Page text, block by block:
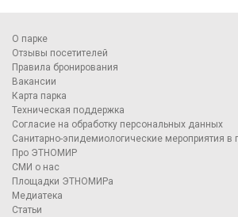
О парке
Отзывы посетителей
Правила бронирования
Вакансии
Карта парка
Техническая поддержка
Согласие на обработку персональных данных
Санитарно-эпидемиологические мероприятия в
Про ЭТНОМИР
СМИ о нас
Площадки ЭТНОМИРа
Медиатека
Статьи